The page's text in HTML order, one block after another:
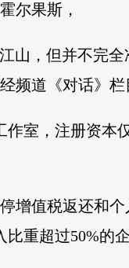
尔果斯，
山，但并不完
频道《对话》栏
室，注册资本
增值税返还和
重超过50%的